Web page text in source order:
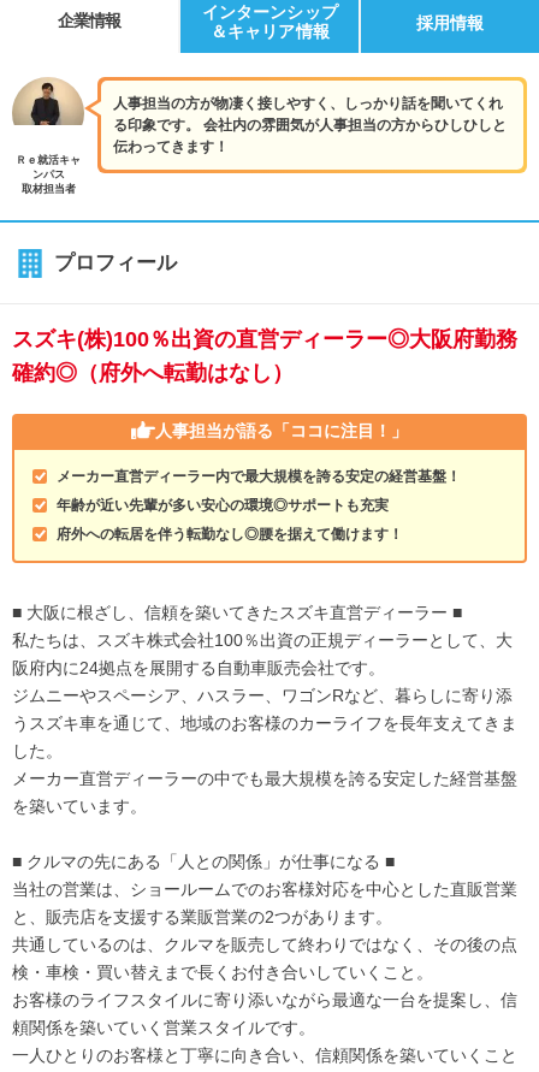
企業情報
インターンシップ
＆キャリア情報
採用情報
人事担当の方が物凄く接しやすく、しっかり話を聞いてくれ
る印象です。 会社内の雰囲気が人事担当の方からひしひしと
伝わってきます！
Ｒｅ就活キャ
ンパス
取材担当者
プロフィール
スズキ(株)100％出資の直営ディーラー◎大阪府勤務
確約◎（府外へ転勤はなし）
人事担当が語る 「ココに注目！」
メーカー直営ディーラー内で最大規模を誇る安定の経営基盤！
年齢が近い先輩が多い安心の環境◎サポートも充実
府外への転居を伴う転勤なし◎腰を据えて働けます！
■ 大阪に根ざし、信頼を築いてきたスズキ直営ディーラー ■
私たちは、スズキ株式会社100％出資の正規ディーラーとして、大
阪府内に24拠点を展開する自動車販売会社です。
ジムニーやスペーシア、ハスラー、ワゴンRなど、暮らしに寄り添
うスズキ車を通じて、地域のお客様のカーライフを長年支えてきま
した。
メーカー直営ディーラーの中でも最大規模を誇る安定した経営基盤
を築いています。
■ クルマの先にある「人との関係」が仕事になる ■
当社の営業は、ショールームでのお客様対応を中心とした直販営業
と、販売店を支援する業販営業の2つがあります。
共通しているのは、クルマを販売して終わりではなく、その後の点
検・車検・買い替えまで長くお付き合いしていくこと。
お客様のライフスタイルに寄り添いながら最適な一台を提案し、信
頼関係を築いていく営業スタイルです。
一人ひとりのお客様と丁寧に向き合い、信頼関係を築いていくこと